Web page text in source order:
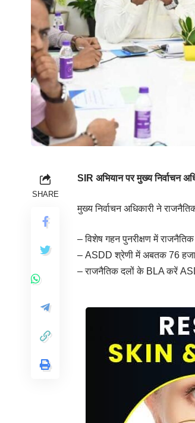
SHARE
SIR अभियान पर मुख्य निर्वाचन
मुख्य निर्वाचन अधिकारी ने
– विशेष गहन पुनरीक्षण में
– ASDD श्रेणी में अबतक 76
– राजनैतिक दलों के BLA करें